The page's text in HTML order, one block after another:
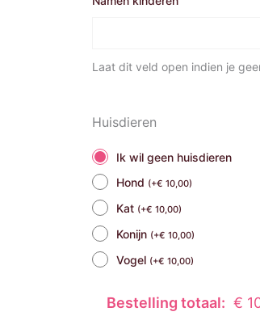
Laat dit veld open indien je
Huisdieren
Ik wil geen huisdieren
Hond (+€ 10,00)
Kat (+€ 10,00)
Konijn (+€ 10,00)
Vogel (+€ 10,00)
Bestelling totaal: €